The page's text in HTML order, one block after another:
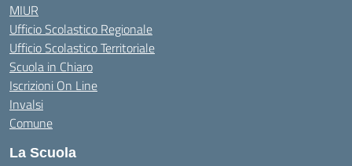
MIUR
Ufficio Scolastico Regionale
Ufficio Scolastico Territoriale
Scuola in Chiaro
Iscrizioni On Line
Invalsi
Comune
La Scuola